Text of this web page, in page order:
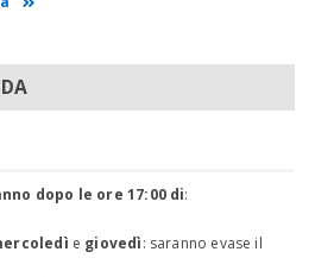
dopo le ore 17:00 di:
e giovedì: saranno evase il